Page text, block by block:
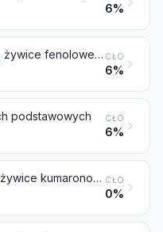
6%
Żywice aminowe, żywice fenolowe i poliuretany, w formach podstawowych CŁO
6%
podstawowych CŁO
6%
Żywice naftowe, żywice kumaronowo-indenowe, politerpeny, polisiarczki, polisulfony i pozostałe produkty wymienione w uwadze 3 do niniejszego działu, gdzie indziej niewymienione ani niewłączone, w formach podstawowych CŁO
0%